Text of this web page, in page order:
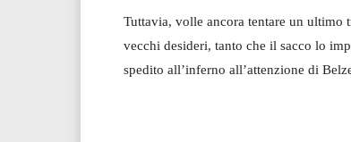
Tuttavia, volle ancora tentare un ultimo
vecchi desideri, tanto che il sacco lo
spedito all’inferno all’attenzione di